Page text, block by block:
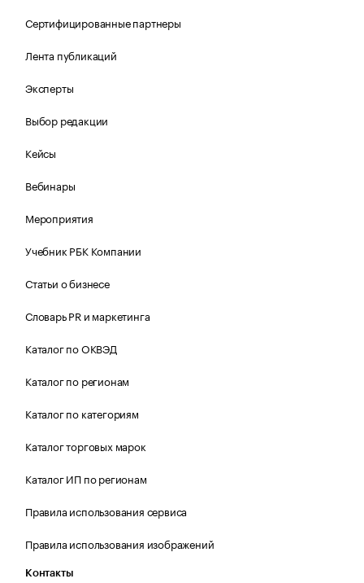
Сертифицированные партнеры
Лента публикаций
Эксперты
Выбор редакции
Кейсы
Вебинары
Мероприятия
Учебник РБК Компании
Статьи о бизнесе
Словарь PR и маркетинга
Каталог по ОКВЭД
Каталог по регионам
Каталог по категориям
Каталог торговых марок
Каталог ИП по регионам
Правила использования сервиса
Правила использования изображений
Контакты